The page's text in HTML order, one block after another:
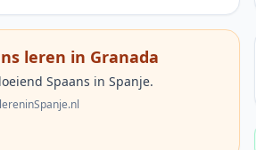
leren in Granada
Spaans in Spanje.